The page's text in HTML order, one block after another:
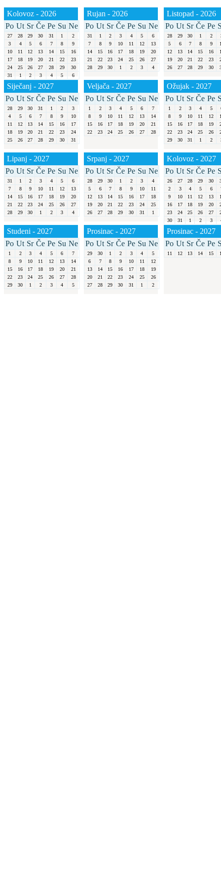
Kolovoz - 2026
Po Ut Sr Če Pe Su Ne
27 28 29 30 31 1
2
3
4 5 6 7 8
9
10
11 12 13 14 15
16
17
18 19 20 21 22
23
24
25 26 27 28 29
30
31
1 2 3 4 5 6
Rujan - 2026
Po Ut Sr Če Pe Su Ne
31 1 2 3 4 5
6
7
8 9 10 11 12
13
14
15 16 17 18 19
20
21
22 23 24 25 26
27
28
29 30 1 2 3 4
Listopad - 2026
Po Ut Sr Če Pe
28 29 30 1 2
5
6 7 8 9
12
13 14 15 16
19
20 21 22 23
26
27 28 29 30
Siječanj - 2027
Po Ut Sr Če Pe Su Ne
28 29 30 31 1 2
3
4
5 6 7 8 9
10
11
12 13 14 15 16
17
18
19 20 21 22 23
24
25
26 27 28 29 30 31
Veljača - 2027
Po Ut Sr Če Pe Su Ne
1 2 3 4 5 6
7
8
9 10 11 12 13
14
15
16 17 18 19 20
21
22
23 24 25 26 27 28
Ožujak - 2027
Po Ut Sr Če Pe
1 2 3 4 5
8
9 10 11 12
15
16 17 18 19
22
23 24 25 26
29
30 31 1 2
Lipanj - 2027
Po Ut Sr Če Pe Su Ne
31 1 2 3 4 5
6
7
8 9 10 11 12
13
14
15 16 17 18 19
20
21
22 23 24 25 26
27
28
29 30 1 2 3 4
Srpanj - 2027
Po Ut Sr Če Pe Su Ne
28 29 30 1 2 3
4
5
6 7 8 9 10
11
12
13 14 15 16 17
18
19
20 21 22 23 24
25
26
27 28 29 30 31 1
Kolovoz - 2027
Po Ut Sr Če Pe
26 27 28 29 30
2
3 4 5 6
9
10 11 12 13
16
17 18 19 20
23
24 25 26 27
30
31 1 2 3
Studeni - 2027
Po Ut Sr Če Pe Su Ne
1 2 3 4 5 6
7
8
9 10 11 12 13
14
15
16 17 18 19 20
21
22
23 24 25 26 27
28
29
30 1 2 3 4 5
Prosinac - 2027
Po Ut Sr Če Pe Su Ne
29 30 1 2 3 4
5
6
7 8 9 10 11
12
13
14 15 16 17 18
19
20
21 22 23 24 25
26
27
28 29 30 31 1 2
Prosinac - 2027
Po Ut Sr Če Pe
11 12 13 14 15